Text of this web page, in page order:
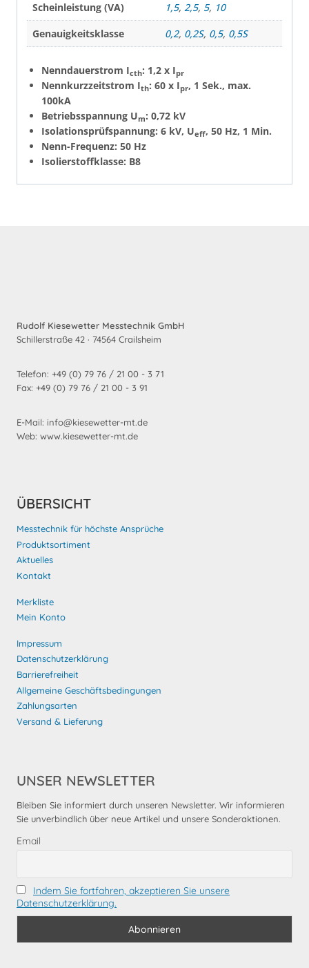
Scheinleistung (VA)
1,5, 2,5, 5, 10
Genauigkeitsklasse
0,2, 0,2S, 0,5, 0,5S
Nenndauerstrom Icth: 1,2 x Ipr
Nennkurzzeitstrom Ith: 60 x Ipr, 1 Sek., max.
100kA
Betriebsspannung Um: 0,72 kV
Isolationsprüfspannung: 6 kV, Ueff, 50 Hz, 1 Min.
Nenn-Frequenz: 50 Hz
Isolierstoffklasse: B8
Rudolf Kiesewetter Messtechnik GmbH
Schillerstraße 42 · 74564 Crailsheim
Telefon: +49 (0) 79 76 / 21 00 - 3 71
Fax: +49 (0) 79 76 / 21 00 - 3 91
E-Mail: info@kiesewetter-mt.de
Web: www.kiesewetter-mt.de
ÜBERSICHT
Messtechnik für höchste Ansprüche
Produktsortiment
Aktuelles
Kontakt
Merkliste
Mein Konto
Impressum
Datenschutzerklärung
Barrierefreiheit
Allgemeine Geschäftsbedingungen
Zahlungsarten
Versand & Lieferung
UNSER NEWSLETTER
Bleiben Sie informiert durch unseren Newsletter. Wir informieren
Sie unverbindlich über neue Artikel und unsere Sonderaktionen.
Email
Indem Sie fortfahren, akzeptieren Sie unsere
Datenschutzerklärung.